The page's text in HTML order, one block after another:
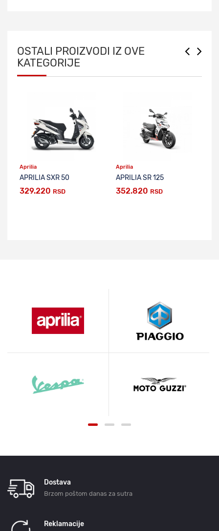
OSTALI PROIZVODI IZ OVE
KATEGORIJE
Aprilia
APRILIA SXR 50
329.220 RSD
Aprilia
APRILIA SR 125
352.820 RSD
Dostava
Brzom poštom danas za sutra
Reklamacije